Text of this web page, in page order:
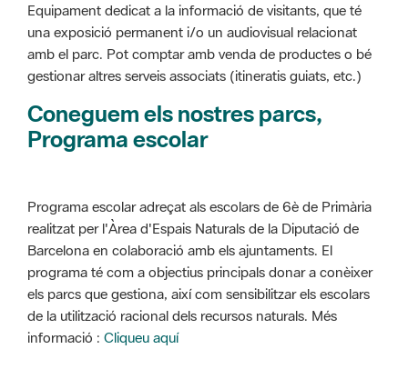
Equipament dedicat a la informació de visitants, que té
una exposició permanent i/o un audiovisual relacionat
amb el parc. Pot comptar amb venda de productes o bé
gestionar altres serveis associats (itineratis guiats, etc.)
Coneguem els nostres parcs,
Programa escolar
Programa escolar adreçat als escolars de 6è de Primària
realitzat per l'Àrea d'Espais Naturals de la Diputació de
Barcelona en colaboració amb els ajuntaments. El
programa té com a objectius principals donar a conèixer
els parcs que gestiona, així com sensibilitzar els escolars
de la utilització racional dels recursos naturals. Més
informació : Cliqueu aquí